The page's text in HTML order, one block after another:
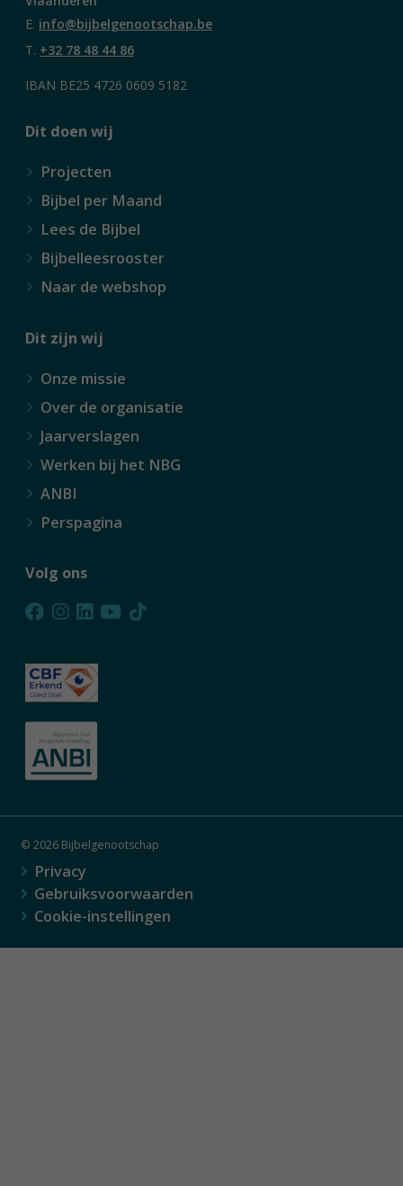
E. info@bijbelgenootschap.be
T. +32 78 48 44 86
IBAN BE25 4726 0609 5182
Dit doen wij
Projecten
Bijbel per Maand
Lees de Bijbel
Bijbelleesrooster
Naar de webshop
Dit zijn wij
Onze missie
Over de organisatie
Jaarverslagen
Werken bij het NBG
ANBI
Perspagina
Volg ons
© 2026 Bijbelgenootschap
Privacy
Gebruiksvoorwaarden
Cookie-instellingen